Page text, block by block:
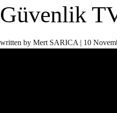
Güvenlik
written by Mert SARICA | 10